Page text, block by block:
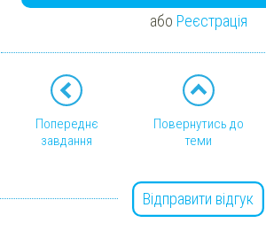
або Реєстрація
Попереднє
завдання
Повернутись до
теми
Відправити відгук